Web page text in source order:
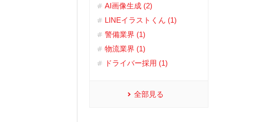
AI画像生成 (2)
LINEイラストくん (1)
警備業界 (1)
物流業界 (1)
ドライバー採用 (1)
全部見る